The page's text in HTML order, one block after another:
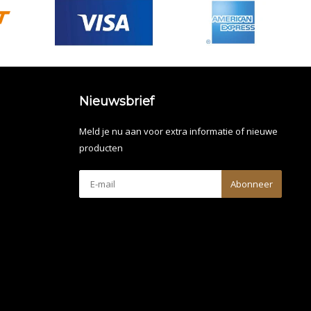
Nieuwsbrief
Meld je nu aan voor extra informatie of nieuwe
producten
Abonneer